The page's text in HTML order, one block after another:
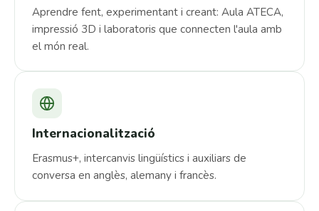
Aprendre fent, experimentant i creant: Aula ATECA,
impressió 3D i laboratoris que connecten l'aula amb
el món real.
Internacionalització
Erasmus+, intercanvis lingüístics i auxiliars de
conversa en anglès, alemany i francès.